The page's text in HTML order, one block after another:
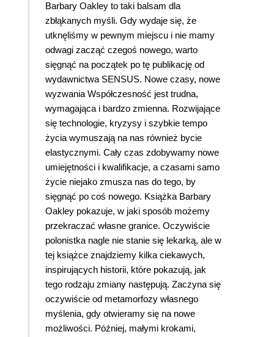
Barbary Oakley to taki balsam dla
zbłąkanych myśli. Gdy wydaje się, że
utknęliśmy w pewnym miejscu i nie mamy
odwagi zacząć czegoś nowego, warto
sięgnąć na początek po tę publikację od
wydawnictwa SENSUS. Nowe czasy, nowe
wyzwania Współczesność jest trudna,
wymagająca i bardzo zmienna. Rozwijające
się technologie, kryzysy i szybkie tempo
życia wymuszają na nas również bycie
elastycznymi. Cały czas zdobywamy nowe
umiejętności i kwalifikacje, a czasami samo
życie niejako zmusza nas do tego, by
sięgnąć po coś nowego. Książka Barbary
Oakley pokazuje, w jaki sposób możemy
przekraczać własne granice. Oczywiście
polonistka nagle nie stanie się lekarką, ale w
tej książce znajdziemy kilka ciekawych,
inspirujących historii, które pokazują, jak
tego rodzaju zmiany następują. Zaczyna się
oczywiście od metamorfozy własnego
myślenia, gdy otwieramy się na nowe
możliwości. Później, małymi krokami,